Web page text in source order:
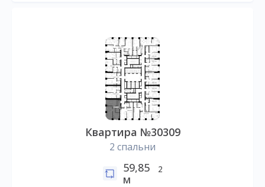
Квартира №30309
2 спальни
59,85
м
2